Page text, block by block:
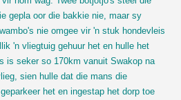
gepla oor die bakkie nie, maar sy
nie omgee vir 'n stuk hondevleis
'n vliegtuig gehuur het en hulle het
is seker so 170km vanuit Swakop na
sien hulle dat die mans die
het en ingestap het dorp toe